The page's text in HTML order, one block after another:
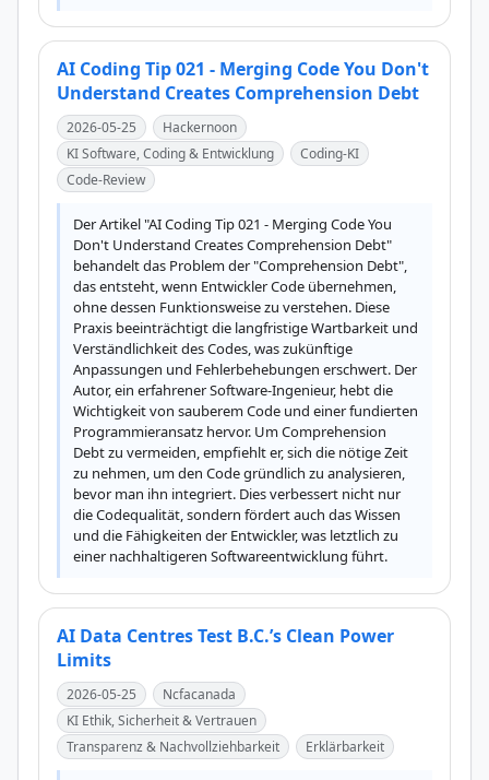
AI Coding Tip 021 - Merging Code You Don't
Understand Creates Comprehension Debt
2026-05-25
Hackernoon
KI Software, Coding & Entwicklung
Coding-KI
Code-Review
Der Artikel "AI Coding Tip 021 - Merging Code You
Don't Understand Creates Comprehension Debt"
behandelt das Problem der "Comprehension Debt",
das entsteht, wenn Entwickler Code übernehmen,
ohne dessen Funktionsweise zu verstehen. Diese
Praxis beeinträchtigt die langfristige Wartbarkeit und
Verständlichkeit des Codes, was zukünftige
Anpassungen und Fehlerbehebungen erschwert. Der
Autor, ein erfahrener Software-Ingenieur, hebt die
Wichtigkeit von sauberem Code und einer fundierten
Programmieransatz hervor. Um Comprehension
Debt zu vermeiden, empfiehlt er, sich die nötige Zeit
zu nehmen, um den Code gründlich zu analysieren,
bevor man ihn integriert. Dies verbessert nicht nur
die Codequalität, sondern fördert auch das Wissen
und die Fähigkeiten der Entwickler, was letztlich zu
einer nachhaltigeren Softwareentwicklung führt.
AI Data Centres Test B.C.’s Clean Power
Limits
2026-05-25
Ncfacanada
KI Ethik, Sicherheit & Vertrauen
Transparenz & Nachvollziehbarkeit
Erklärbarkeit